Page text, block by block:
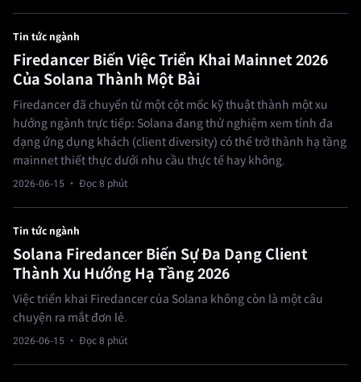
Tin tức ngành
Firedancer Biến Việc Triển Khai Mainnet 2026
Của Solana Thành Một Bài
Firedancer đã chuyển từ một cột mốc kỹ thuật thành một xu
hướng ngành trực tiếp: Solana đang thử nghiệm xem tính đa
dạng ứng dụng khách (client diversity) có thể trở thành hạ tầng
mainnet thiết thực dưới nhu cầu thực tế hay không.
2026-06-15 · Đọc 8 phút
Tin tức ngành
Solana Firedancer Biến Sự Đa Dạng Client
Thành Xu Hướng Hạ Tầng 2026
Việc triển khai Firedancer của Solana không còn là một câu
chuyện ra mắt đơn lẻ.
2026-06-15 · Đọc 8 phút